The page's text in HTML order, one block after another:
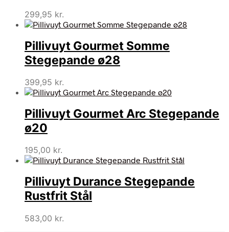
299,95 kr.
Pillivuyt Gourmet Somme
Stegepande ø28
399,95 kr.
Pillivuyt Gourmet Arc Stegepande
ø20
195,00 kr.
Pillivuyt Durance Stegepande
Rustfrit Stål
583,00 kr.